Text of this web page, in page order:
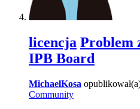
licencja Problem
IPB Board
MichaelKosa
Community